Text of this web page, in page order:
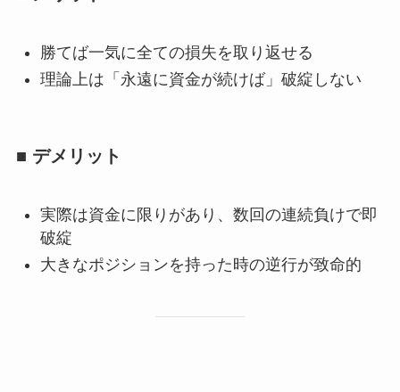
勝てば一気に全ての損失を取り返せる
理論上は「永遠に資金が続けば」破綻しない
■ デメリット
実際は資金に限りがあり、数回の連続負けで即
破綻
大きなポジションを持った時の逆行が致命的